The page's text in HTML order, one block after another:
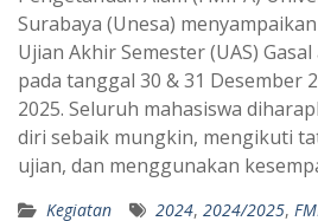
t
s
A
p
p
e
g
r
a
m
Surabaya (Unesa)
Ujian Akhir Semester (UAS)
pada tanggal 30 & 31 Desember
2025. Seluruh mahasiswa
diri sebaik mungkin, mengikuti
ujian, dan menggunakan
Kegiatan 2024, 2024/2025,